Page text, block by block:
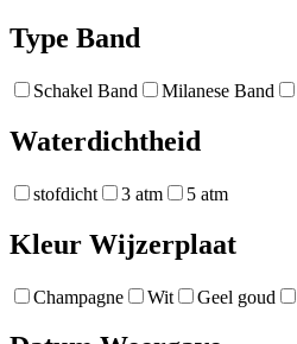
Type Band
Schakel Band Milanese Band
Waterdichtheid
stofdicht 3 atm 5 atm
Kleur Wijzerplaat
Champagne Wit Geel goud